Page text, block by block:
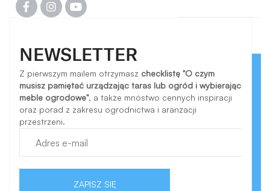
NEWSLETTER
Z pierwszym mailem otrzymasz checklistę "O czym
musisz pamiętać urządzając taras lub ogród i wybierając
meble ogrodowe", a także mnóstwo cennych inspiracji
oraz porad z zakresu ogrodnictwa i aranżacji
przestrzeni.
ZAPISZ SIĘ